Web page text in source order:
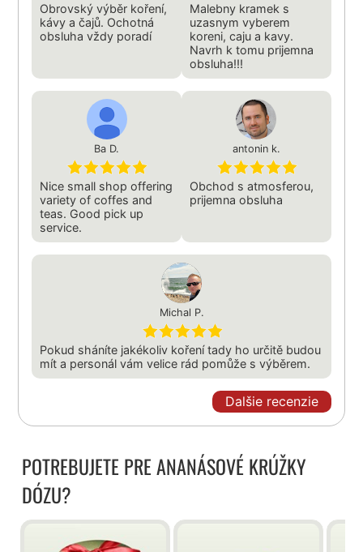
Obrovský výběr koření,
kávy a čajů. Ochotná
obsluha vždy poradí
Malebny kramek s
uzasnym vyberem
koreni, caju a kavy.
Navrh k tomu prijemna
obsluha!!!
Ba D.
Nice small shop offering
variety of coffes and
teas. Good pick up
service.
antonin k.
Obchod s atmosferou,
prijemna obsluha
Michal P.
Pokud sháníte jakékoliv koření tady ho určitě budou
mít a personál vám velice rád pomůže s výběrem.
Dalšie recenzie
POTREBUJETE PRE ANANÁSOVÉ KRÚŽKY
DÓZU?